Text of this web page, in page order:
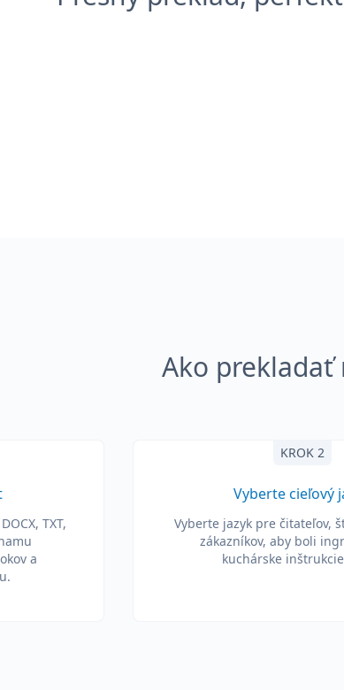
Ako prekladať
TXT,
a
KROK 2
Vyberte cieľový
Vyberte jazyk pre čitateľov,
zákazníkov, aby boli
kuchárske